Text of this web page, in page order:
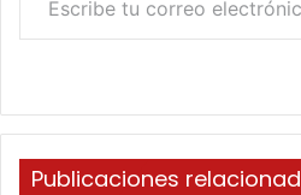
Publicaciones